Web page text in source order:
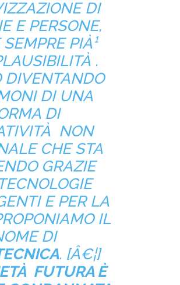
DI
E PERSONE,
PIÀ¹
.
DIVENTANDO
DI UNA
DI
NON
CHE STA
GRAZIE
E PER LA
IL
DI
. [Â€¦]
FUTURA È